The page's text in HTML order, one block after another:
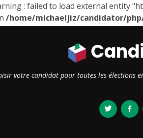
: failed to load external entity
/home/michaeljiz/candidator/
votre candidat pour toutes les élections